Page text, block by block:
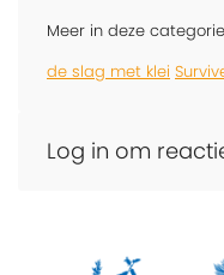
Meer in deze
de slag met klei
Log in om